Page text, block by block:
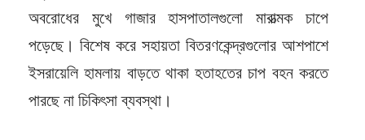
অবরোধের মুখে গাজার হাসপাতালগুলো মারাত্মক চাপে
পড়েছে। বিশেষ করে সহায়তা বিতরণকেন্দ্রগুলোর আশপাশে
ইসরায়েলি হামলায় বাড়তে থাকা হতাহতের চাপ বহন করতে
পারছে না চিকিৎসা ব্যবস্থা।